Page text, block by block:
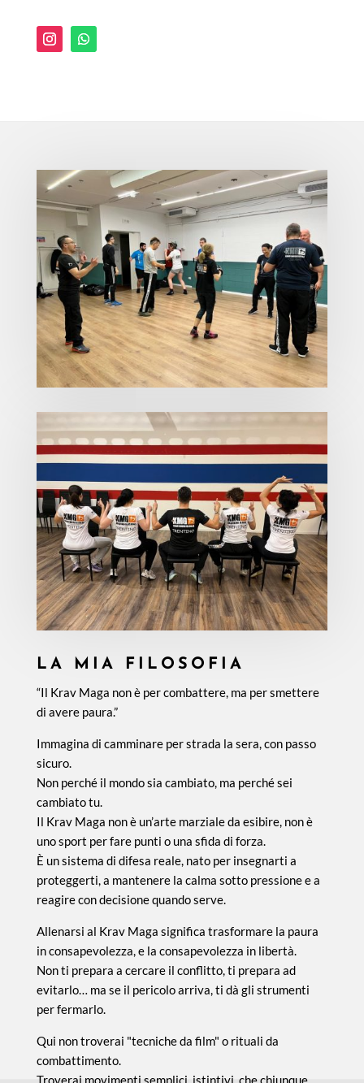
LA MIA FILOSOFIA
“Il Krav Maga non è per combattere, ma per smettere
di avere paura.”
Immagina di camminare per strada la sera, con passo
sicuro.
Non perché il mondo sia cambiato, ma perché sei
cambiato tu.
Il Krav Maga non è un’arte marziale da esibire, non è
uno sport per fare punti o una sfida di forza.
È un sistema di difesa reale, nato per insegnarti a
proteggerti, a mantenere la calma sotto pressione e a
reagire con decisione quando serve.
Allenarsi al Krav Maga significa trasformare la paura
in consapevolezza, e la consapevolezza in libertà.
Non ti prepara a cercare il conflitto, ti prepara ad
evitarlo… ma se il pericolo arriva, ti dà gli strumenti
per fermarlo.
Qui non troverai "tecniche da film" o rituali da
combattimento.
Troverai movimenti semplici, istintivi, che chiunque